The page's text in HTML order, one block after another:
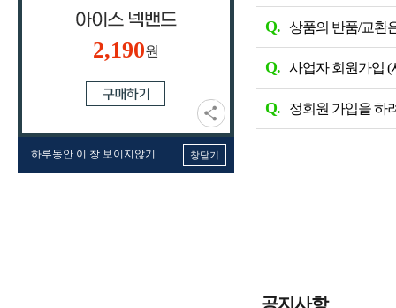
2,190원
하루동안 이 창 보이지않기 창닫기
Q. 상품의 반품/교환
Q. 사업자 회원가입 (
Q. 정회원 가입을 하
공지사항